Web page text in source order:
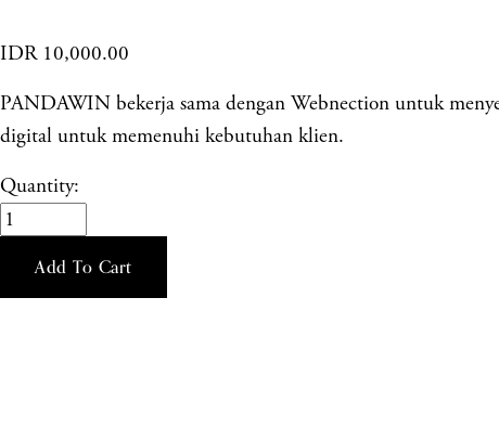
IDR 10,000.00
PANDAWIN bekerja sama dengan Webnection untuk
digital untuk memenuhi kebutuhan klien.
Quantity:
Add To Cart